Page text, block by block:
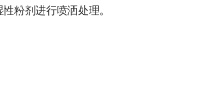
粉剂进行喷洒处理。